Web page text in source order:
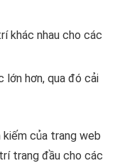
khác nhau cho các
hơn, qua đó cải
của trang web
trang đầu cho các